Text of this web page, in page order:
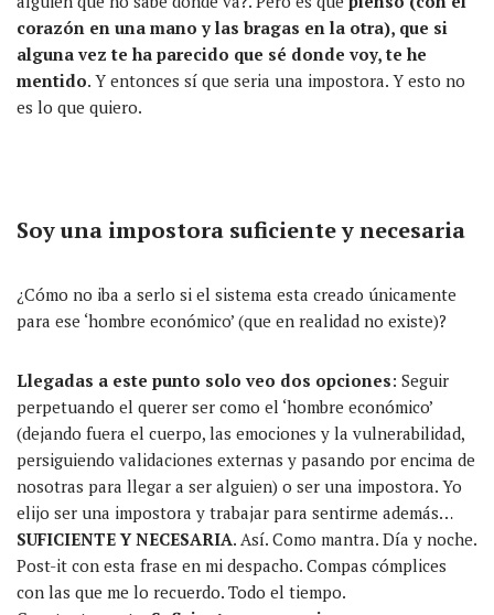
corazón en una mano y las bragas en la otra), que si
alguna vez te ha parecido que sé donde voy, te he
mentido. Y entonces sí que seria una impostora. Y esto no
es lo que quiero.
Soy una impostora suficiente y necesaria
¿Cómo no iba a serlo si el sistema esta creado únicamente
para ese ‘hombre económico’ (que en realidad no existe)?
Llegadas a este punto solo veo dos opciones: Seguir
perpetuando el querer ser como el ‘hombre económico’
(dejando fuera el cuerpo, las emociones y la vulnerabilidad,
persiguiendo validaciones externas y pasando por encima de
nosotras para llegar a ser alguien) o ser una impostora. Yo
elijo ser una impostora y trabajar para sentirme además…
SUFICIENTE Y NECESARIA. Así. Como mantra. Día y noche.
Post-it con esta frase en mi despacho. Compas cómplices
con las que me lo recuerdo. Todo el tiempo.